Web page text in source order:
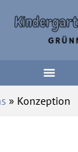
» Konzeption